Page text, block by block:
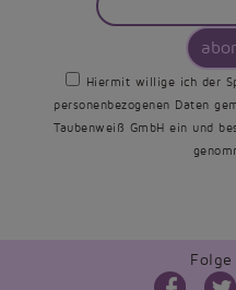
Hiermit willige ich der
personenbezogenen Daten
Taubenweiß GmbH ein und